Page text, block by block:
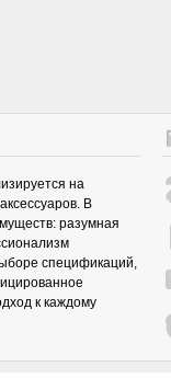
на
В
разумная
спецификаций,
к каждому